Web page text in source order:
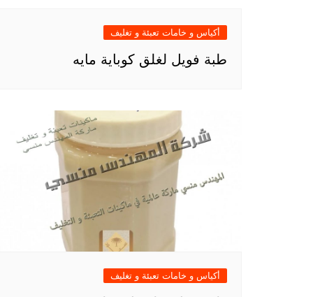
أكياس و خامات تعبئة و تغليف
طبة فويل لغلق كوباية مايه
أكياس و خامات تعبئة و تغليف